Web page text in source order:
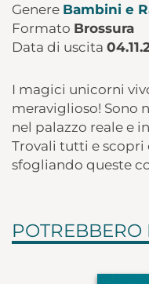
Genere Bambini e
Formato Brossura
Data di uscita
I magici unicorni
meraviglioso! Sono
nel palazzo reale e
Trovali tutti e scopri
sfogliando queste